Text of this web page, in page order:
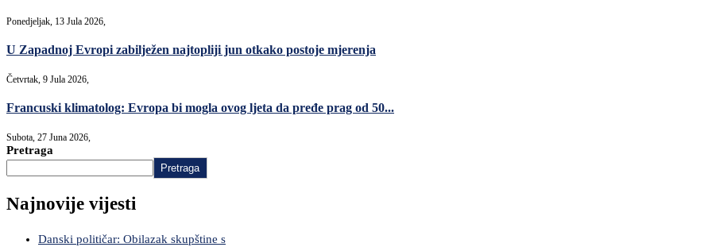
Ponedjeljak, 13 Jula 2026,
U Zapadnoj Evropi zabilježen najtopliji jun otkako postoje mjerenja
Četvrtak, 9 Jula 2026,
Francuski klimatolog: Evropa bi mogla ovog ljeta da pređe prag od 50...
Subota, 27 Juna 2026,
Pretraga
Pretraga
Najnovije vijesti
Danski političar: Obilazak skupštine s